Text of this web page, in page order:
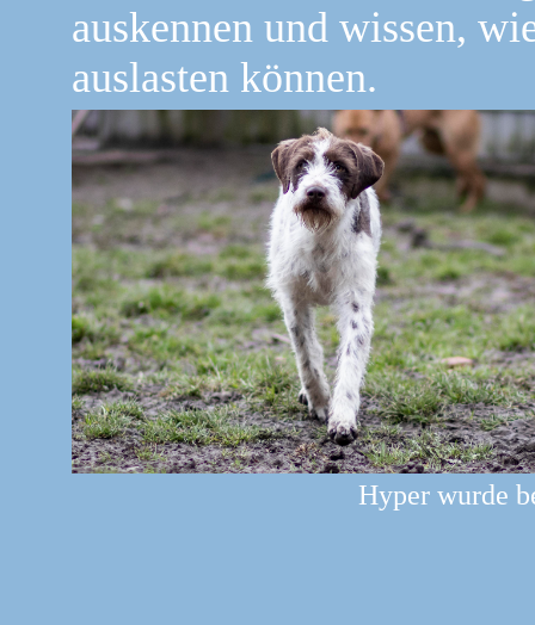
auskennen und wissen,
auslasten können.
Hyper wurde